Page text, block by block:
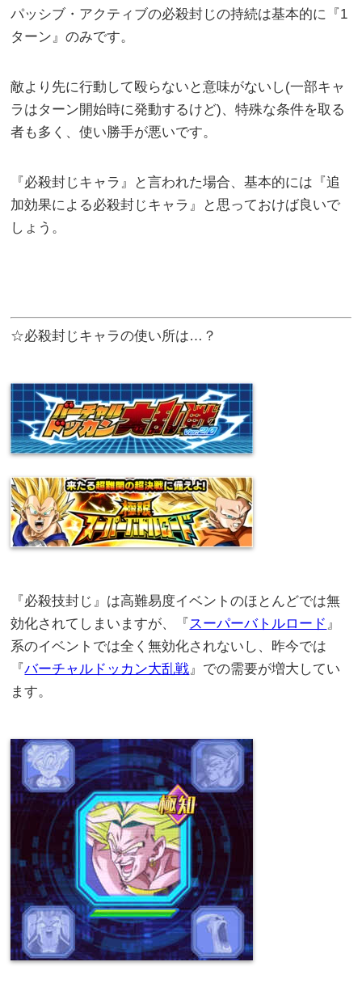
パッシブ・アクティブの必殺封じの持続は基本的に『1
ターン』のみです。
敵より先に行動して殴らないと意味がないし(一部キャ
ラはターン開始時に発動するけど)、特殊な条件を取る
者も多く、使い勝手が悪いです。
『必殺封じキャラ』と言われた場合、基本的には『追
加効果による必殺封じキャラ』と思っておけば良いで
しょう。
☆必殺封じキャラの使い所は…？
『必殺技封じ』は高難易度イベントのほとんどでは無
効化されてしまいますが、『 スーパーバトルロード 』
系のイベントでは全く無効化されないし、昨今では
『バーチャルドッカン大乱戦』での需要が増大してい
ます。